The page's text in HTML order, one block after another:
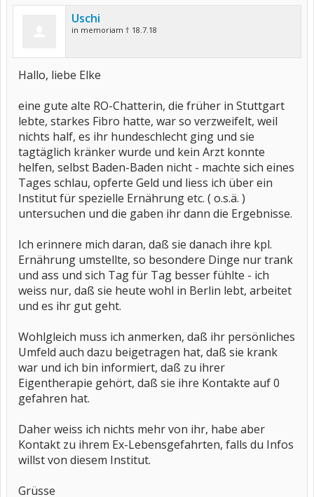
Uschi
in memoriam † 18.7.18
Hallo, liebe Elke
eine gute alte RO-Chatterin, die früher in Stuttgart
lebte, starkes Fibro hatte, war so verzweifelt, weil
nichts half, es ihr hundeschlecht ging und sie
tagtäglich kränker wurde und kein Arzt konnte
helfen, selbst Baden-Baden nicht - machte sich eines
Tages schlau, opferte Geld und liess ich über ein
Institut für spezielle Ernährung etc. ( o.s.ä. )
untersuchen und die gaben ihr dann die Ergebnisse.
Ich erinnere mich daran, daß sie danach ihre kpl.
Ernährung umstellte, so besondere Dinge nur trank
und ass und sich Tag für Tag besser fühlte - ich
weiss nur, daß sie heute wohl in Berlin lebt, arbeitet
und es ihr gut geht.
Wohlgleich muss ich anmerken, daß ihr persönliches
Umfeld auch dazu beigetragen hat, daß sie krank
war und ich bin informiert, daß zu ihrer
Eigentherapie gehört, daß sie ihre Kontakte auf 0
gefahren hat.
Daher weiss ich nichts mehr von ihr, habe aber
Kontakt zu ihrem Ex-Lebensgefahrten, falls du Infos
willst von diesem Institut.
Grüsse